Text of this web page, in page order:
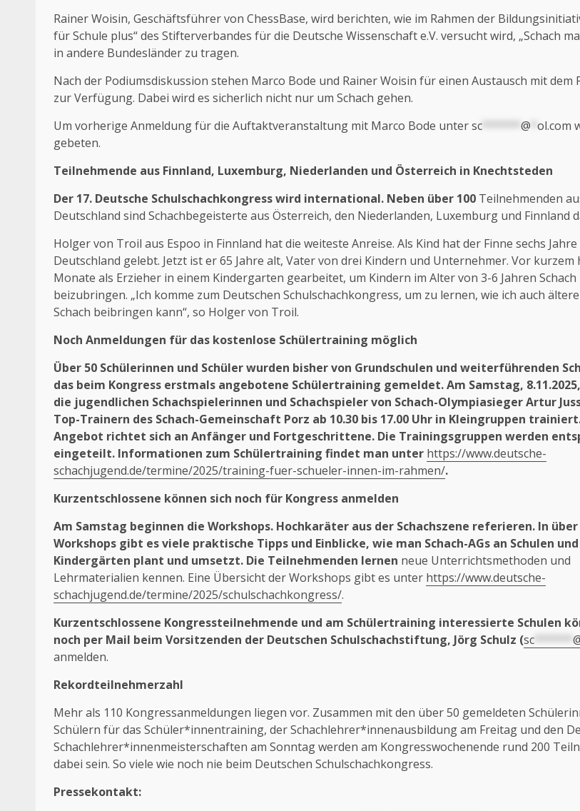
Rainer Woisin, Geschäftsführer von ChessBase, wird berichten, wie im Rahmen der
für Schule plus“ des Stifterverbandes für die Deutsche Wissenschaft e.V. versucht wird, „Schach
in andere Bundesländer zu tragen.
Nach der Podiumsdiskussion stehen Marco Bode und Rainer Woisin für einen Austausch mit dem
zur Verfügung. Dabei wird es sicherlich nicht nur um Schach gehen.
Um vorherige Anmeldung für die Auftaktveranstaltung mit Marco Bode untersc @ ol.com
gebeten.
Teilnehmende aus Finnland, Luxemburg, Niederlanden und Österreich in Knechtsteden
Der 17. Deutsche Schulschachkongress wird international. Neben über 100 Teilnehmenden
Deutschland sind Schachbegeisterte aus Österreich, den Niederlanden, Luxemburg und Finnland
Holger von Troil aus Espoo in Finnland hat die weiteste Anreise. Als Kind hat der Finne sechs Jahre
Deutschland gelebt. Jetzt ist er 65 Jahre alt, Vater von drei Kindern und Unternehmer. Vor kurzem
Monate als Erzieher in einem Kindergarten gearbeitet, um Kindern im Alter von 3-6 Jahren Schach
beizubringen. „Ich komme zum Deutschen Schulschachkongress, um zu lernen, wie ich auch
Schach beibringen kann“, so Holger von Troil.
Noch Anmeldungen für das kostenlose Schülertraining möglich
Über 50 Schülerinnen und Schüler wurden bisher von Grundschulen und weiterführenden
das beim Kongress erstmals angebotene Schülertraining gemeldet. Am Samstag,
die jugendlichen Schachspielerinnen und Schachspieler von Schach-Olympiasieger Artur
Top-Trainern des Schach-Gemeinschaft Porz ab 10.30 bis 17.00 Uhr in Kleingruppen
Angebot richtet sich an Anfänger und Fortgeschrittene. Die Trainingsgruppen werden
eingeteilt. Informationen zum Schülertraining findet man unter https://www.deutsche-
schachjugend.de/termine/2025/training-fuer-schueler-innen-im-rahmen/.
Kurzentschlossene können sich noch für Kongress anmelden
Am Samstag beginnen die Workshops. Hochkaräter aus der Schachszene referieren. In über
Workshops gibt es viele praktische Tipps und Einblicke, wie man Schach-AGs an Schulen und
Kindergärten plant und umsetzt. Die Teilnehmenden lernen neue Unterrichtsmethoden und
Lehrmaterialien kennen. Eine Übersicht der Workshops gibt es unter https://www.deutsche-
schachjugend.de/termine/2025/schulschachkongress/.
Kurzentschlossene Kongressteilnehmende und am Schülertraining interessierte Schulen
noch per Mail beim Vorsitzenden der Deutschen Schulschachstiftung, Jörg Schulz (sc
anmelden.
Rekordteilnehmerzahl
Mehr als 110 Kongressanmeldungen liegen vor. Zusammen mit den über 50 gemeldeten
Schülern für das Schüler*innentraining, der Schachlehrer*innenausbildung am Freitag und den
Schachlehrer*innenmeisterschaften am Sonntag werden am Kongresswochenende rund 200
dabei sein. So viele wie noch nie beim Deutschen Schulschachkongress.
Pressekontakt: